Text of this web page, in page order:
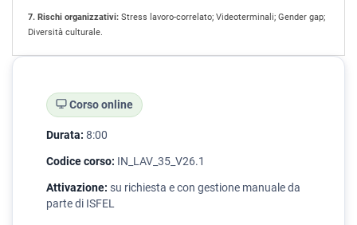
7. Rischi organizzativi: Stress lavoro-correlato; Videoterminali; Gender gap;
Diversità culturale.
Corso online
Durata: 8:00
Codice corso: IN_LAV_35_V26.1
Attivazione: su richiesta e con gestione manuale da
parte di ISFEL